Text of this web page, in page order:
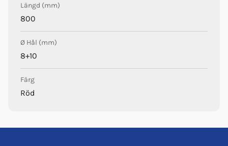
Längd (mm)
800
Ø Hål (mm)
8+10
Färg
Röd